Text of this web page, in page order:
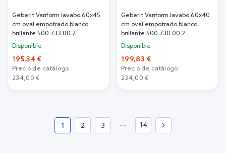
Geberit Variform lavabo 60x45
cm oval empotrado blanco
brillante 500.733.00.2
Disponible
195,34 €
Precio de catálogo:
234,00 €
Geberit Variform lavabo 60x40
cm oval empotrado blanco
brillante 500.730.00.2
Disponible
199,83 €
Precio de catálogo:
234,00 €
1 2 3 14